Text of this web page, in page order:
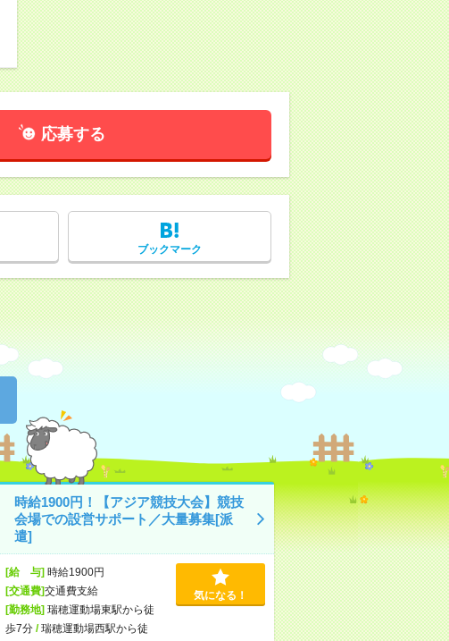
応募する
ブックマーク
時給1900円！【アジア競技大会】競技
会場での設営サポート／大量募集[派
遣]
[給 与]時給1900円
[交通費]交通費支給
[勤務地]瑞穂運動場東駅から徒
歩7分/瑞穂運動場西駅から徒
気になる！